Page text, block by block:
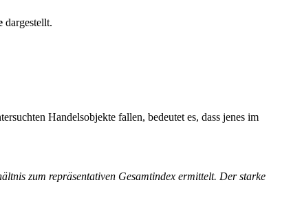
dargestellt.
Handelsobjekte fallen, bedeutet es, dass jenes im
zum repräsentativen Gesamtindex ermittelt. Der starke